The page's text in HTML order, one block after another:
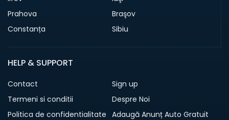
Prahova
Braşov
Constanța
Sibiu
HELP & SUPPORT
Contact
Sign up
Termeni si conditii
Despre Noi
Politica de confidentialitate Adaugă Anunț Auto Gratuit